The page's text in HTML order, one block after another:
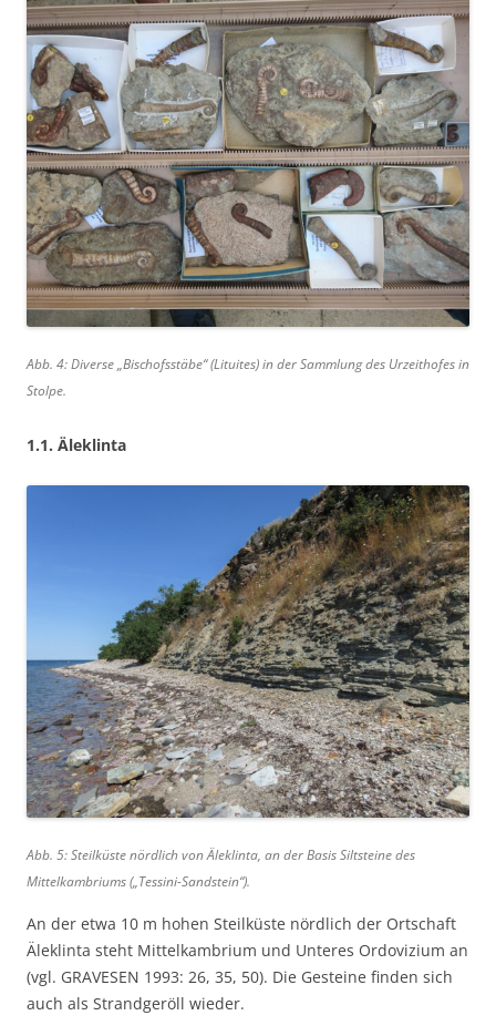
Abb. 4: Diverse „Bischofsstäbe“ (Lituites) in der Sammlung des Urzeithofes in
Stolpe.
1.1. Äleklinta
Abb. 5: Steilküste nördlich von Äleklinta, an der Basis Siltsteine des
Mittelkambriums („Tessini-Sandstein“).
An der etwa 10 m hohen Steilküste nördlich der Ortschaft
Äleklinta steht Mittelkambrium und Unteres Ordovizium an
(vgl. GRAVESEN 1993: 26, 35, 50). Die Gesteine finden sich
auch als Strandgeröll wieder.